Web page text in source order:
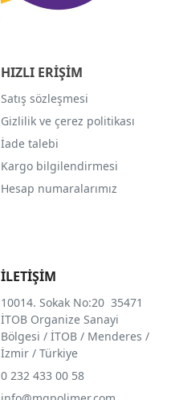
HIZLI ERİŞİM
Satış sözleşmesi
Gizlilik ve çerez politikası
İade talebi
Kargo bilgilendirmesi
Hesap numaralarımız
İLETİŞİM
10014. Sokak No:20 35471
İTOB Organize Sanayi
Bölgesi / İTOB / Menderes /
İzmir / Türkiye
0 232 433 00 58